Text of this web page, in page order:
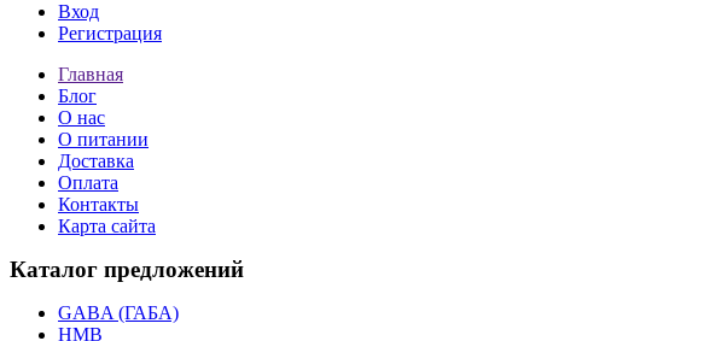
Вход
Регистрация
Главная
Блог
О нас
О питании
Доставка
Оплата
Контакты
Карта сайта
Каталог предложений
GABA (ГАБА)
HMB